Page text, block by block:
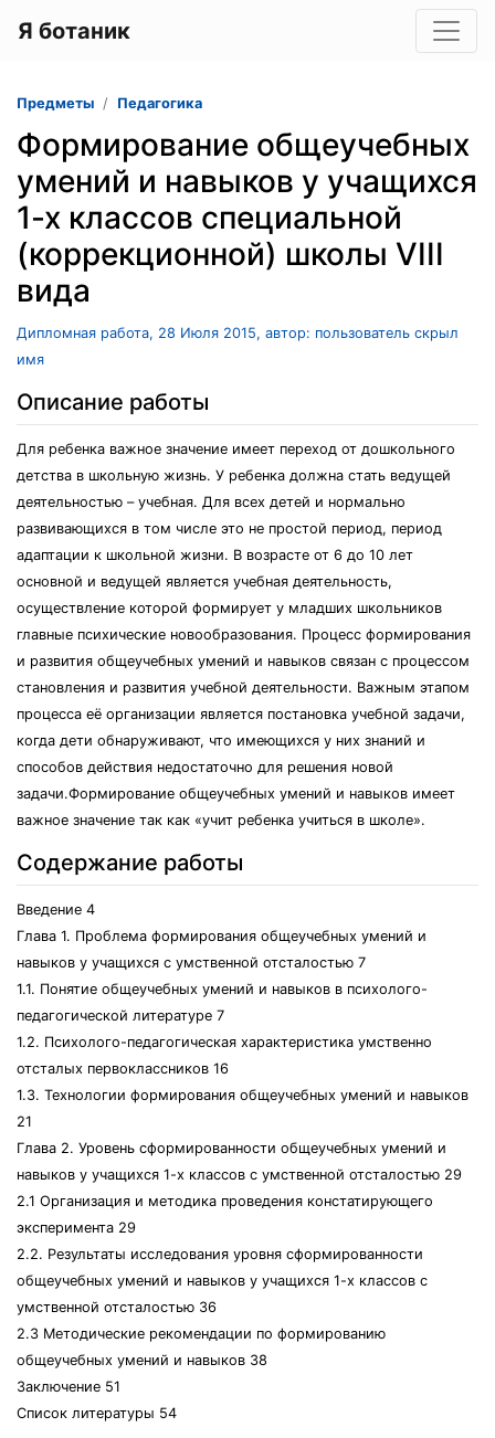
Я ботаник
Предметы Педагогика
Формирование общеучебных
умений и навыков у учащихся
1-х классов специальной
(коррекционной) школы VIII
вида
Дипломная работа, 28 Июля 2015, автор: пользователь скрыл
имя
Описание работы
Для ребенка важное значение имеет переход от дошкольного
детства в школьную жизнь. У ребенка должна стать ведущей
деятельностью – учебная. Для всех детей и нормально
развивающихся в том числе это не простой период, период
адаптации к школьной жизни. В возрасте от 6 до 10 лет
основной и ведущей является учебная деятельность,
осуществление которой формирует у младших школьников
главные психические новообразования. Процесс формирования
и развития общеучебных умений и навыков связан с процессом
становления и развития учебной деятельности. Важным этапом
процесса её организации является постановка учебной задачи,
когда дети обнаруживают, что имеющихся у них знаний и
способов действия недостаточно для решения новой
задачи.Формирование общеучебных умений и навыков имеет
важное значение так как «учит ребенка учиться в школе».
Содержание работы
Введение 4
Глава 1. Проблема формирования общеучебных умений и
навыков у учащихся с умственной отсталостью 7
1.1. Понятие общеучебных умений и навыков в психолого-
педагогической литературе 7
1.2. Психолого-педагогическая характеристика умственно
отсталых первоклассников 16
1.3. Технологии формирования общеучебных умений и навыков
21
Глава 2. Уровень сформированности общеучебных умений и
навыков у учащихся 1-х классов с умственной отсталостью 29
2.1 Организация и методика проведения констатирующего
эксперимента 29
2.2. Результаты исследования уровня сформированности
общеучебных умений и навыков у учащихся 1-х классов с
умственной отсталостью 36
2.3 Методические рекомендации по формированию
общеучебных умений и навыков 38
Заключение 51
Список литературы 54